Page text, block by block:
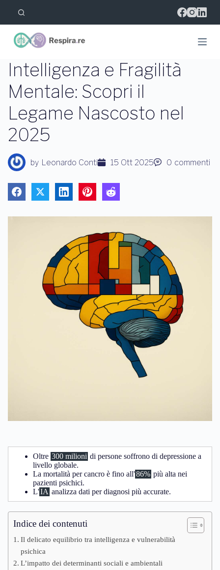
l
l
n
t
e
o
Intelligenza e Fragilità
Mentale: Scopri il
Legame Nascosto nel
2025
by Leonardo Conti 15 Ott 2025 0 commenti
Oltre 300 milioni di persone soffrono di depressione a
livello globale.
La mortalità per cancro è fino all'86% più alta nei
pazienti psichici.
L'IA analizza dati per diagnosi più accurate.
Indice dei contenuti
Il delicato equilibrio tra intelligenza e vulnerabilità
psichica
L’impatto dei determinanti sociali e ambientali